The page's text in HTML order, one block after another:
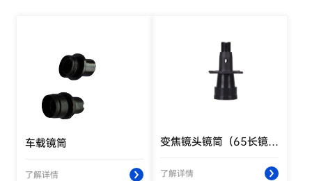
车载镜筒
了解详情
变焦镜头镜筒（65长镜筒）
了解详情